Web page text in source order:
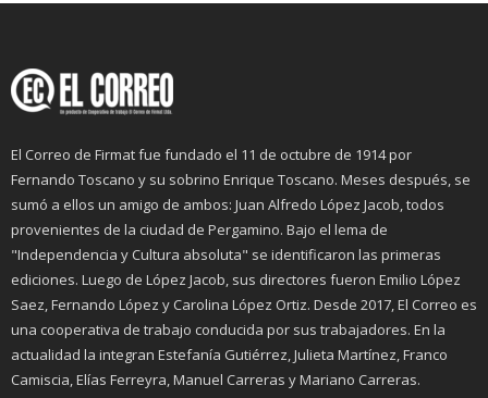
El Correo de Firmat fue fundado el 11 de octubre de 1914 por
Fernando Toscano y su sobrino Enrique Toscano. Meses después, se
sumó a ellos un amigo de ambos: Juan Alfredo López Jacob, todos
provenientes de la ciudad de Pergamino. Bajo el lema de
"Independencia y Cultura absoluta" se identificaron las primeras
ediciones. Luego de López Jacob, sus directores fueron Emilio López
Saez, Fernando López y Carolina López Ortiz. Desde 2017, El Correo es
una cooperativa de trabajo conducida por sus trabajadores. En la
actualidad la integran Estefanía Gutiérrez, Julieta Martínez, Franco
Camiscia, Elías Ferreyra, Manuel Carreras y Mariano Carreras.